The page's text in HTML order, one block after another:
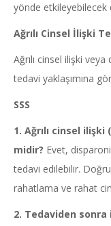
yönde etkileyebilecek
Ağrılı Cinsel İlişki
Ağrılı cinsel ilişki
tedavi yaklaşımına
SSS
1. Ağrılı cinsel
midir? Evet,
tedavi edilebilir.
rahatlama ve rahat
2. Tedaviden sonra